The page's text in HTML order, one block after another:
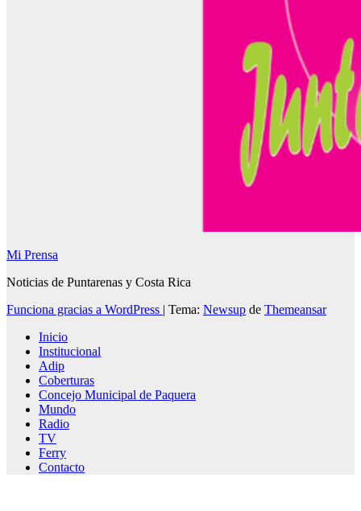
Mi Prensa
Noticias de Puntarenas y Costa Rica
Funciona gracias a WordPress | Tema: Newsup de Themeansar
Inicio
Institucional
Adip
Coberturas
Concejo Municipal de Paquera
Mundo
Radio
TV
Ferry
Contacto